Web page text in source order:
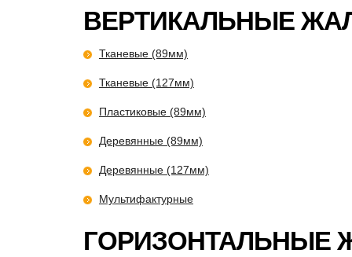
ВЕРТИКАЛЬНЫЕ
Тканевые (89мм)
Тканевые (127мм)
Пластиковые (89мм)
Деревянные (89мм)
Деревянные (127мм)
Мультифактурные
ГОРИЗОНТАЛЬНЫЕ